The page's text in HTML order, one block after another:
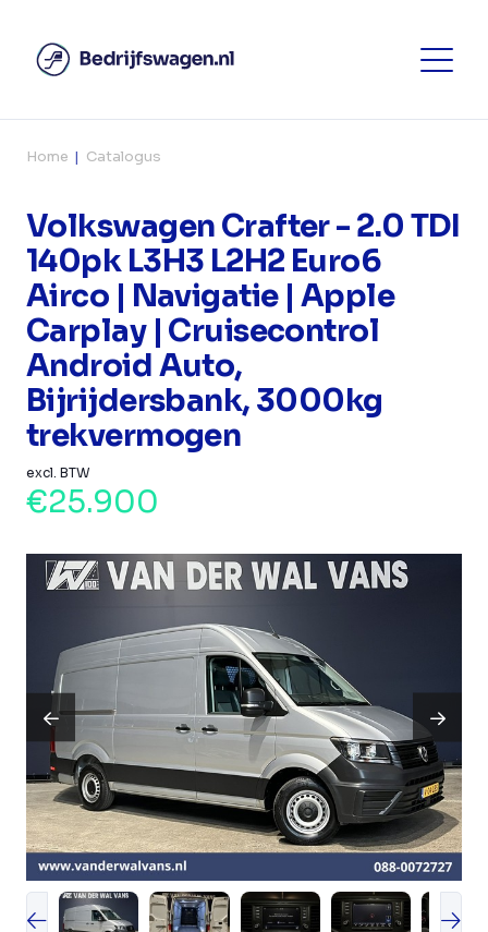
Home Catalogus
Volkswagen Crafter - 2.0 TDI
140pk L3H3 L2H2 Euro6
Airco | Navigatie | Apple
Carplay | Cruisecontrol
Android Auto,
Bijrijdersbank, 3000kg
trekvermogen
excl. BTW
€25.900